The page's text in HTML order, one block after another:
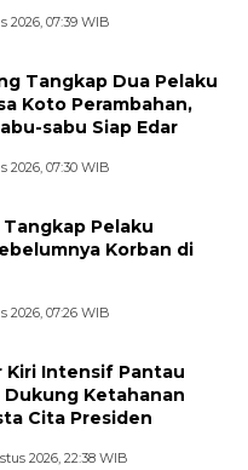
2026, 07:39 WIB
Tangkap Dua Pelaku
Koto Perambahan,
sabu Siap Edar
2026, 07:30 WIB
Pelaku
Korban di
2026, 07:26 WIB
Kiri Intensif Pantau
Dukung Ketahanan
Cita Presiden
2026, 22:38 WIB